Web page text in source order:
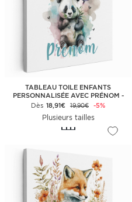
TABLEAU TOILE ENFANTS
PERSONNALISÉE AVEC PRÉNOM -
PANDA BALLONS
Dès 18,91€ 19,90€ -5%
Plusieurs tailles